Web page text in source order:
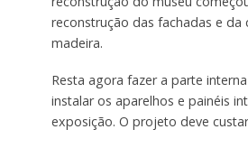
reconstrução das fachadas e da
madeira.
Resta agora fazer a parte
instalar os aparelhos e painéis
exposição. O projeto deve